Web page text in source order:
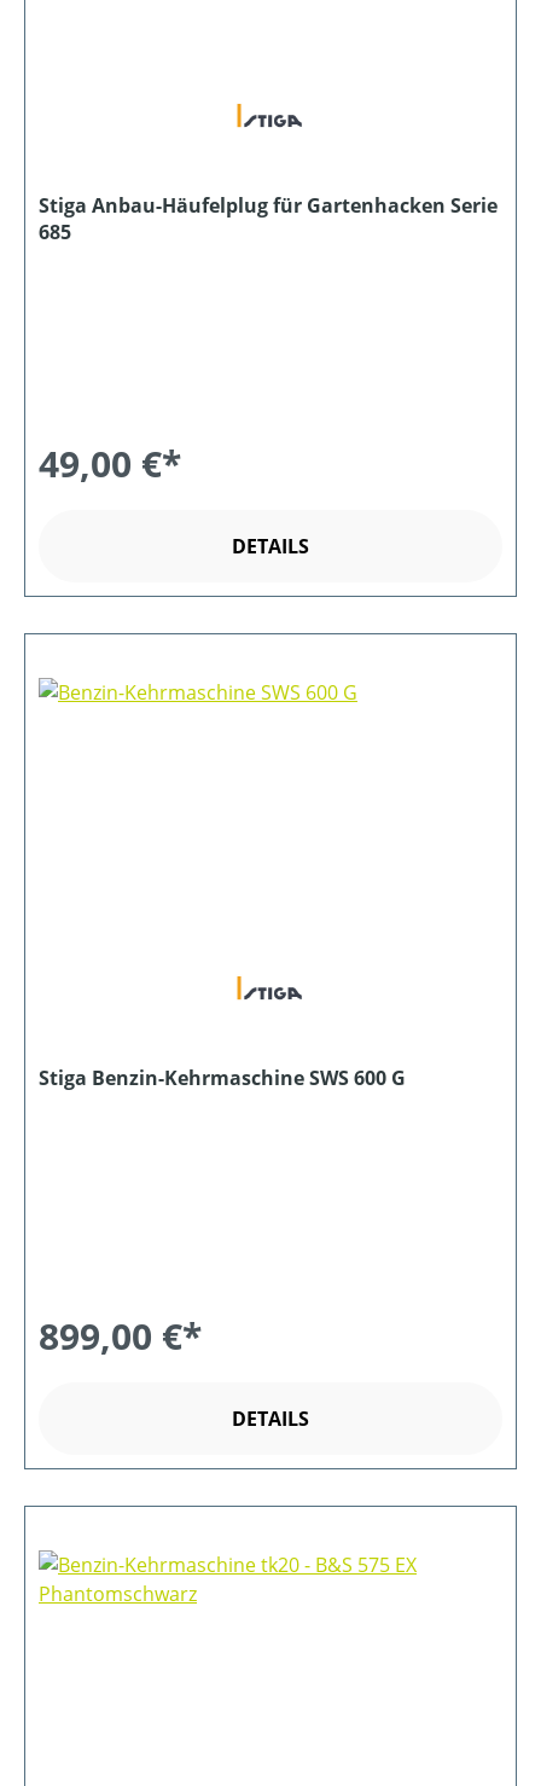
Stiga Anbau-Häufelplug für Gartenhacken Serie
685
49,00 €*
DETAILS
Stiga Benzin-Kehrmaschine SWS 600 G
899,00 €*
DETAILS